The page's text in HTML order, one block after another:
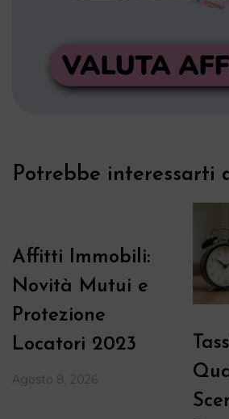
Potrebbe interessarti
Affitti Immobili:
Novità Mutui e
Protezione
Locatori 2023
Agosto 8, 2026